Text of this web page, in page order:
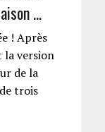
…
! Après
la version
de la
trois